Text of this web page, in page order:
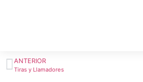
ANTERIOR
Tiras y Llamadores